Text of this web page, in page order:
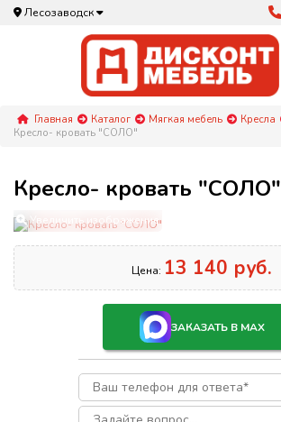
Лесозаводск
Главная Каталог Мягкая мебель
Кресла
Кресло- кровать "СОЛО"
Кресло- кровать "СОЛО"
Увеличить изображение
Цена: 13 140 руб.
ЗАКАЗАТЬ В MAX